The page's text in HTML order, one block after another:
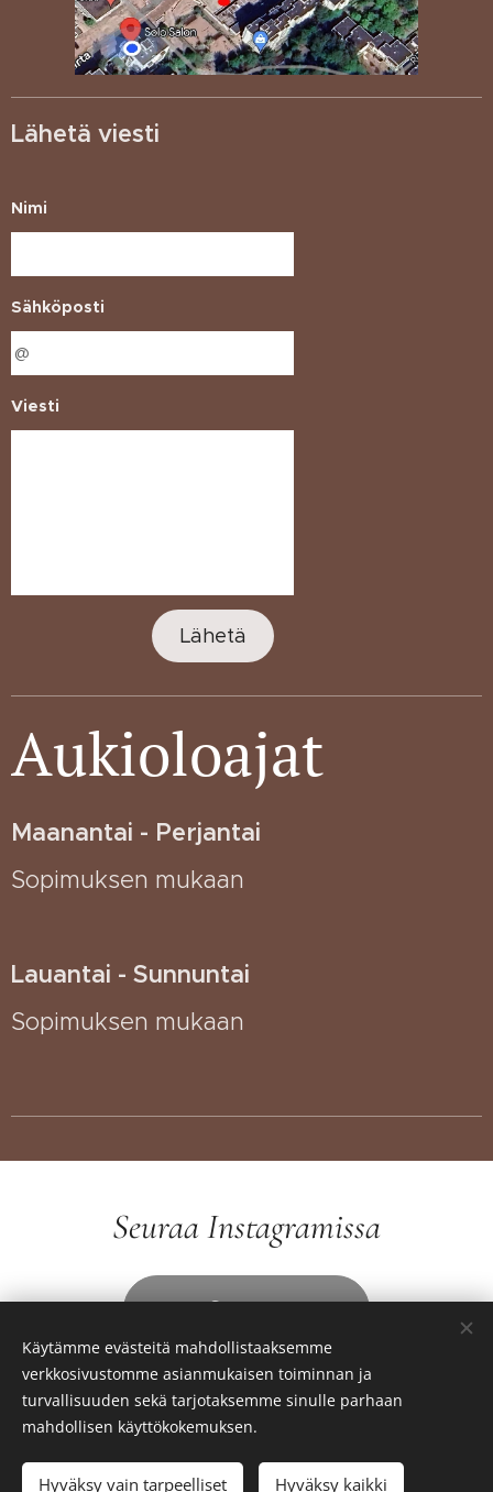
Lähetä viesti
Nimi
Sähköposti
Viesti
Lähetä
Aukioloajat
Maanantai - Perjantai
Sopimuksen mukaan
Lauantai - Sunnuntai
Sopimuksen mukaan
Seuraa Instagramissa
Seuraa
Solo Salon
3018705-6
Käytämme evästeitä mahdollistaaksemme
verkkosivustomme asianmukaisen toiminnan ja
turvallisuuden sekä tarjotaksemme sinulle parhaan
mahdollisen käyttökokemuksen.
Hyväksy vain tarpeelliset Hyväksy kaikki